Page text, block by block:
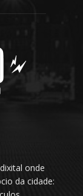
onde
da cidade: